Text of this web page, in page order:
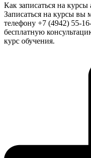
Как записаться на
Записаться на курсы вы
телефону +7 (4942) 55-
бесплатную
курс обучения.